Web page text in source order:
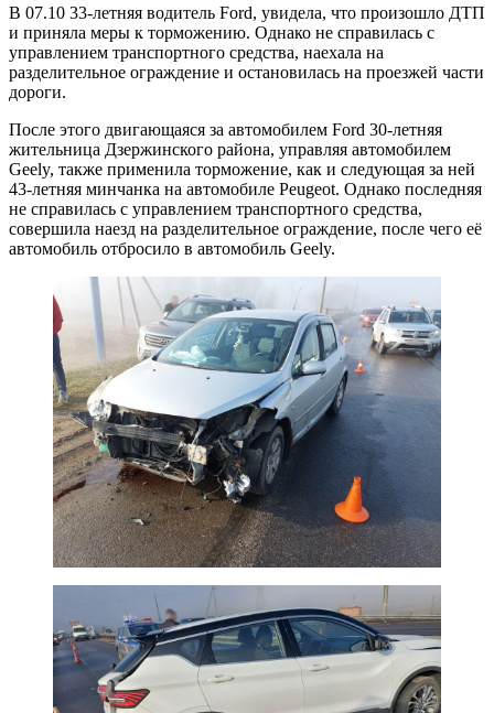
В 07.10 33-летняя водитель Ford, увидела, что произошло ДТП
и приняла меры к торможению. Однако не справилась с
управлением транспортного средства, наехала на
разделительное ограждение и остановилась на проезжей части
дороги.
После этого двигающаяся за автомобилем Ford 30-летняя
жительница Дзержинского района, управляя автомобилем
Geely, также применила торможение, как и следующая за ней
43-летняя минчанка на автомобиле Peugeot. Однако последняя
не справилась с управлением транспортного средства,
совершила наезд на разделительное ограждение, после чего её
автомобиль отбросило в автомобиль Geely.